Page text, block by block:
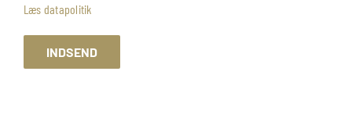
Læs datapolitik